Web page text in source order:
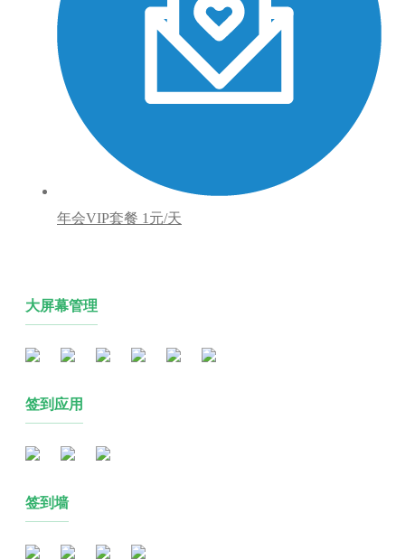
年会VIP套餐 1元/天
大屏幕管理
签到应用
签到墙